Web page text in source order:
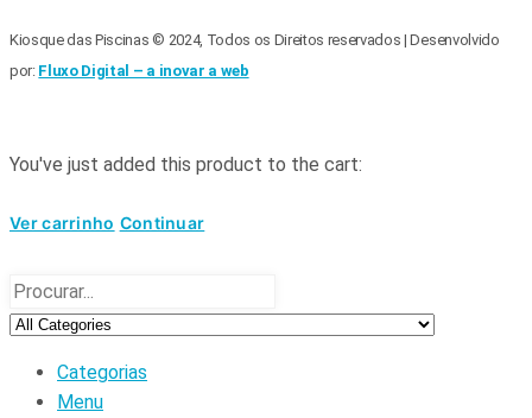
Kiosque das Piscinas © 2024, Todos os Direitos reservados | Desenvolvido
por: Fluxo Digital – a inovar a web
You've just added this product to the cart:
Ver carrinho Continuar
Categorias
Menu